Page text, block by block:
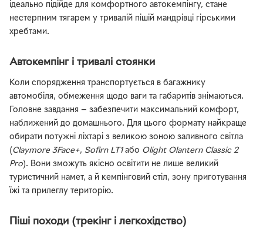
ідеально підійде для комфортного автокемпінгу, стане
нестерпним тягарем у тривалій пішій мандрівці гірськими
хребтами.
Автокемпінг і тривалі стоянки
Коли спорядження транспортується в багажнику
автомобіля, обмеження щодо ваги та габаритів знімаються.
Головне завдання — забезпечити максимальний комфорт,
наближений до домашнього. Для цього формату найкраще
обирати потужні ліхтарі з великою зоною заливного світла
(Claymore 3Face+, Sofirn LT1або Olight Olantern Classic 2
Pro). Вони зможуть якісно освітити не лише великий
туристичний намет, а й кемпінговий стіл, зону приготування
їжі та прилеглу територію.
Піші походи (трекінг і легкохідство)